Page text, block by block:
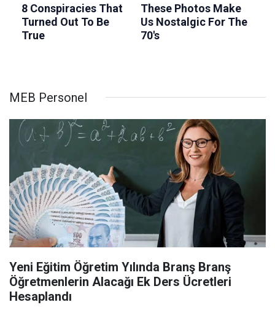
MEB Personel
Yeni Eğitim Öğretim Yılında Branş Branş
Öğretmenlerin Alacağı Ek Ders Ücretleri
Hesaplandı